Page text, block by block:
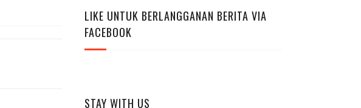
LIKE UNTUK BERLANGGANAN BERITA VIA
FACEBOOK
STAY WITH US